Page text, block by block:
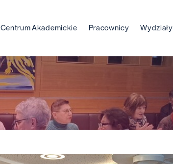
Centrum Akademickie Pracownicy Wydziały